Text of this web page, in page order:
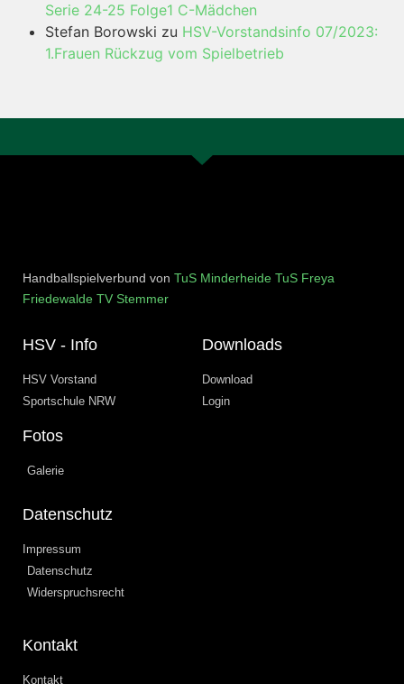
Serie 24-25 Folge1 C-Mädchen
Stefan Borowski zu HSV-Vorstandsinfo 07/2023:
1.Frauen Rückzug vom Spielbetrieb
Handballspielverbund von TuS Minderheide TuS Freya
Friedewalde TV Stemmer
HSV - Info
HSV Vorstand
Sportschule NRW
Fotos
Galerie
Downloads
Download
Login
Datenschutz
Impressum
Datenschutz
Widerspruchsrecht
Kontakt
Kontakt